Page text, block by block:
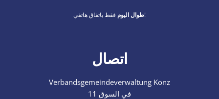
طوال اليومفقط باتفاق هاتفي!
اتصال
Verbandsgemeindeverwaltung Konz
في السوق 11